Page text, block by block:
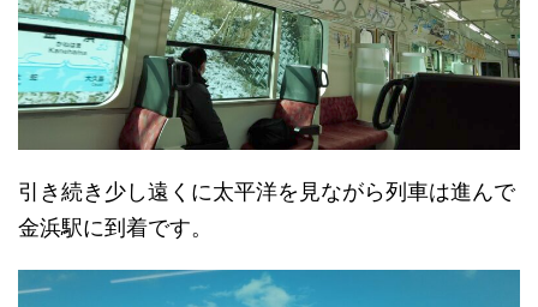
引き続き少し遠くに太平洋を見ながら列車は進んで
金浜駅に到着です。